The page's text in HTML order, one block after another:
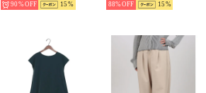
90% 15 88% 15